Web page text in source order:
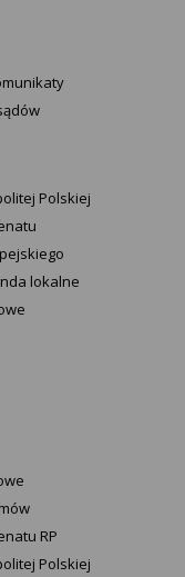
Polskiej
lokalne
RP
Polskiej